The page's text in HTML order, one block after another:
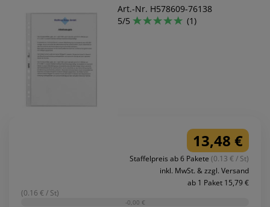
Art.-Nr. H578609-76138
5/5
(1)
13,48 €
Staffelpreis ab 6 Pakete (0.13 € / St)
inkl. MwSt. & zzgl. Versand
ab 1 Paket 15,79 €
(0.16 € / St)
-0,00 €